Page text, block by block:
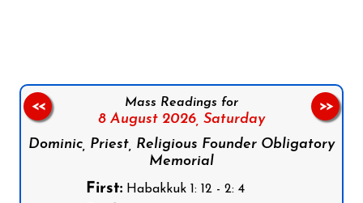
Mass Readings for
8 August 2026, Saturday
Dominic, Priest, Religious Founder Obligatory
Memorial
First:Habakkuk 1: 12 - 2: 4
<< >>